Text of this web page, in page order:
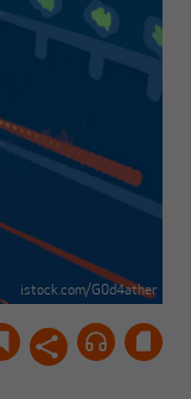
istock.com/G0d4ather